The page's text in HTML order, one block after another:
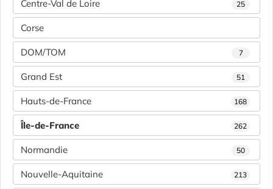
Centre-Val de Loire 25
Corse
DOM/TOM 7
Grand Est 51
Hauts-de-France 168
Île-de-France 262
Normandie 50
Nouvelle-Aquitaine 213